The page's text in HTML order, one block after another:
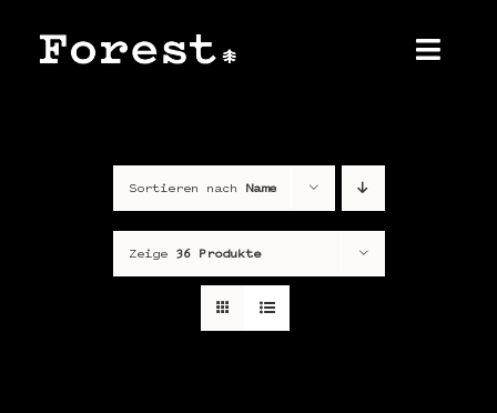
Inhalt
springen
Sortieren nach Name
Zeige 36 Produkte